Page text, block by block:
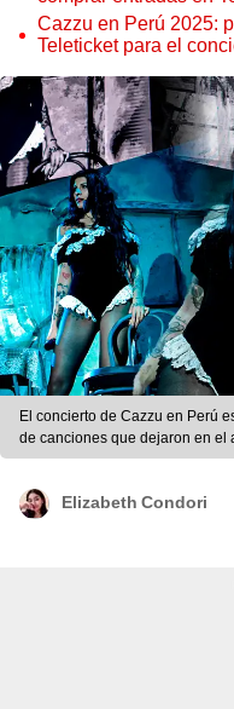
Bien C*brón Tour’
Cazzu en Perú 2025:
Teleticket para el
El concierto de Cazzu en Perú
de canciones que dejaron en el
cariño mutuo. | Foto: Elizabeth
Elizabeth Condori